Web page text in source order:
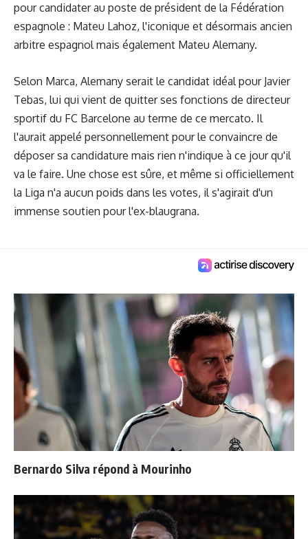
pour candidater au poste de président de la Fédération
espagnole : Mateu Lahoz, l'iconique et désormais ancien
arbitre espagnol mais également Mateu Alemany.
Selon Marca, Alemany serait le candidat idéal pour Javier
Tebas, lui qui vient de quitter ses fonctions de directeur
sportif du FC Barcelone au terme de ce mercato. Il
l'aurait appelé personnellement pour le convaincre de
déposer sa candidature mais rien n'indique à ce jour qu'il
va le faire. Une chose est sûre, et même si officiellement
la Liga n'a aucun poids dans les votes, il s'agirait d'un
immense soutien pour l'ex-blaugrana.
Bernardo Silva répond à Mourinho